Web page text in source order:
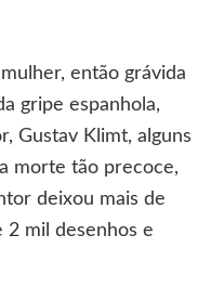
então grávida
gripe espanhola,
Gustav Klimt, alguns
morte tão precoce,
deixou mais de
2 mil desenhos e